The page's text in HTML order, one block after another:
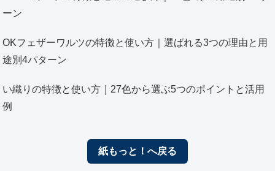
ーン
OKフェザーワルツの特徴と使い方｜選ばれる3つの理由と用
途別4パターン
い織りの特徴と使い方｜27色から選ぶ5つのポイントと活用
例
紙もっと！へ戻る